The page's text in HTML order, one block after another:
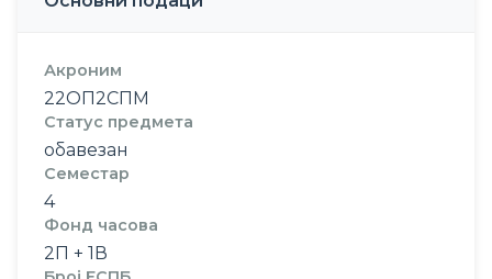
Акроним
22ОП2СПМ
Статус предмета
обавезан
Семестар
4
Фонд часова
2П + 1В